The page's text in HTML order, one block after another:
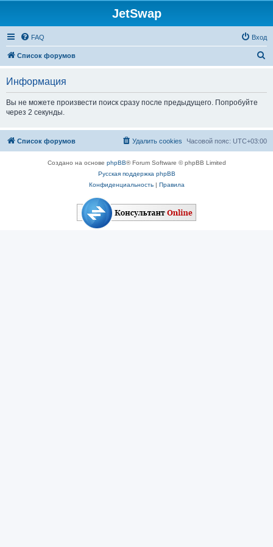
JetSwap
FAQ Вход
Список форумов
Информация
Вы не можете произвести поиск сразу после предыдущего. Попробуйте
через 2 секунды.
Список форумов Часовой пояс: UTC+03:00
Удалить cookies
Создано на основе phpBB® Forum Software © phpBB Limited
Русская поддержка phpBB
Конфиденциальность| Правила